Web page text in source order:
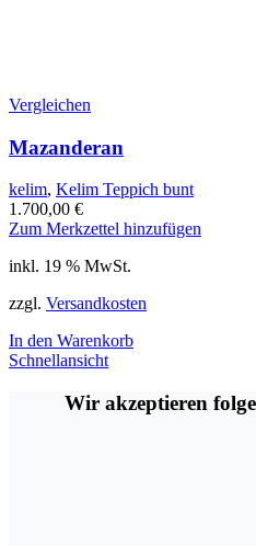
Vergleichen
Mazanderan
kelim, Kelim Teppich bunt
1.700,00 €
Zum Merkzettel hinzufügen
inkl. 19 % MwSt.
zzgl. Versandkosten
In den Warenkorb
Schnellansicht
Wir akzeptieren